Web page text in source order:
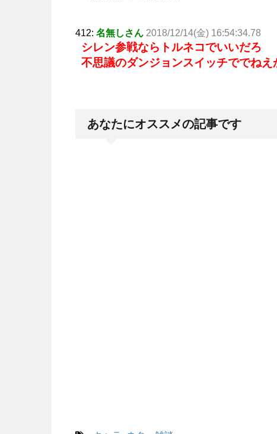
412: 名無しさん 2018/12/14(金) 16:54:34.78
シレン参戦ならトルネコでいいだろ
不思議のダンジョンスイッチででねえ
あなたにオススメの記事です